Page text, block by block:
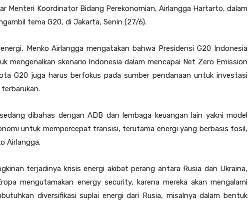
Menteri Koordinator Bidang Perekonomian, Airlangga Hartarto, dalam
tema G20, di Jakarta, Senin (27/6).
Menko Airlangga mengatakan bahwa Presidensi G20 Indonesia
mengenalkan skenario Indonesia dalam mencapai Net Zero Emission
G20 juga harus berfokus pada sumber pendanaan untuk investasi
dibahas dengan ADB dan lembaga keuangan lain yakni model
untuk mempercepat transisi, terutama energi yang berbasis fosil,
Airlangga.
terjadinya krisis energi akibat perang antara Rusia dan Ukraina,
mengutamakan energy security, karena mereka akan mengalami
diversifikasi suplai energi dari Rusia, misalnya dalam bentuk